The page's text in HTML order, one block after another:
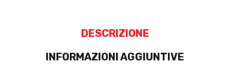
DESCRIZIONE
INFORMAZIONI AGGIUNTIVE